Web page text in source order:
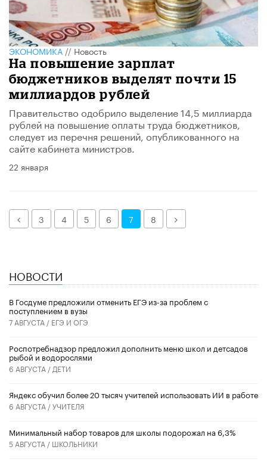
ЭКОНОМИКА//Новость
На повышение зарплат
бюджетников выделят почти 15
миллиардов рублей
Правительство одобрило выделение 14,5 миллиарда
рублей на повышение оплаты труда бюджетников,
следует из перечня решений, опубликованного на
сайте кабинета министров.
22 января
Назад
3 4 5 6 7 8 Далее
НОВОСТИ
В Госдуме предложили отменить ЕГЭ из-за проблем с
поступлением в вузы
7 АВГУСТА / ЕГЭ И ОГЭ
Роспотребнадзор предложил дополнить меню школ и детсадов
рыбой и водорослями
6 АВГУСТА / ДЕТИ
​Яндекс обучил более 20 тысяч учителей использовать ИИ в работе
6 АВГУСТА /УЧИТЕЛЯ
Минимальный набор товаров для школы подорожал на 6,3%
5 АВГУСТА / ШКОЛЬНИКИ